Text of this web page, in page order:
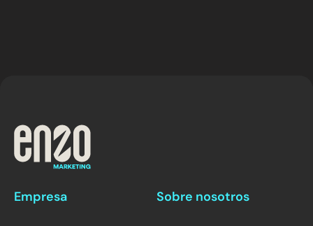
Empresa Sobre nosotros